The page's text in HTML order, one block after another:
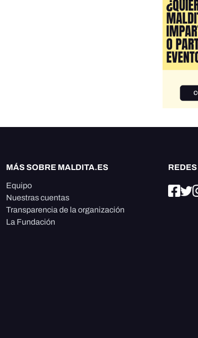
MÁS SOBRE MALDITA.ES
Equipo
Nuestras cuentas
Transparencia de la organización
La Fundación
REDES